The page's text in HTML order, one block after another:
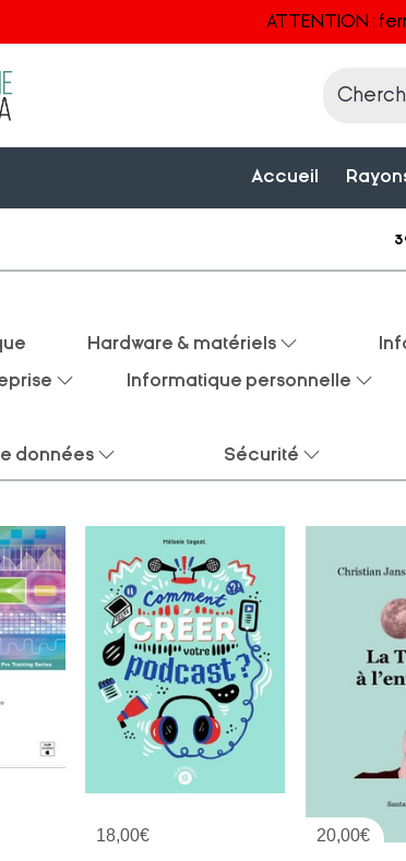
ATTENTION :
Accueil
Hardware & matériels
Informatique personnelle
données
Sécurité
18,00€ 20,00€